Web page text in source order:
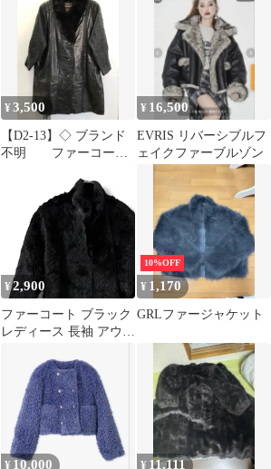
ーマル
¥3,500
【D2-13】◇ ブランド
不明 ファーコー
¥ 16,500
EVRIS リバーシブルフ
ェイクファーブルゾン
¥2,900
ファーコート ブラック
レディース 長袖 アウタ
羽織 ミンク調 ふんわり
【15サイズ】3Lサイズ
相当 0001490OC
10%OFF
¥ 1,170
GRLファージャケット
¥ 10,000 ¥ 11,111